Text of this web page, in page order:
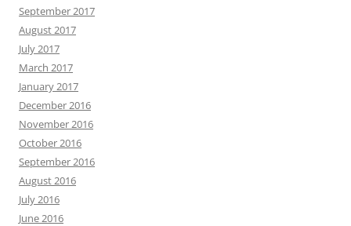
September 2017
August 2017
July 2017
March 2017
January 2017
December 2016
November 2016
October 2016
September 2016
August 2016
July 2016
June 2016